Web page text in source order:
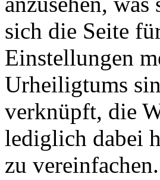
sich die Seite
Einstellungen
Urheiligtums
verknüpft, die
lediglich dabei
zu vereinfachen.